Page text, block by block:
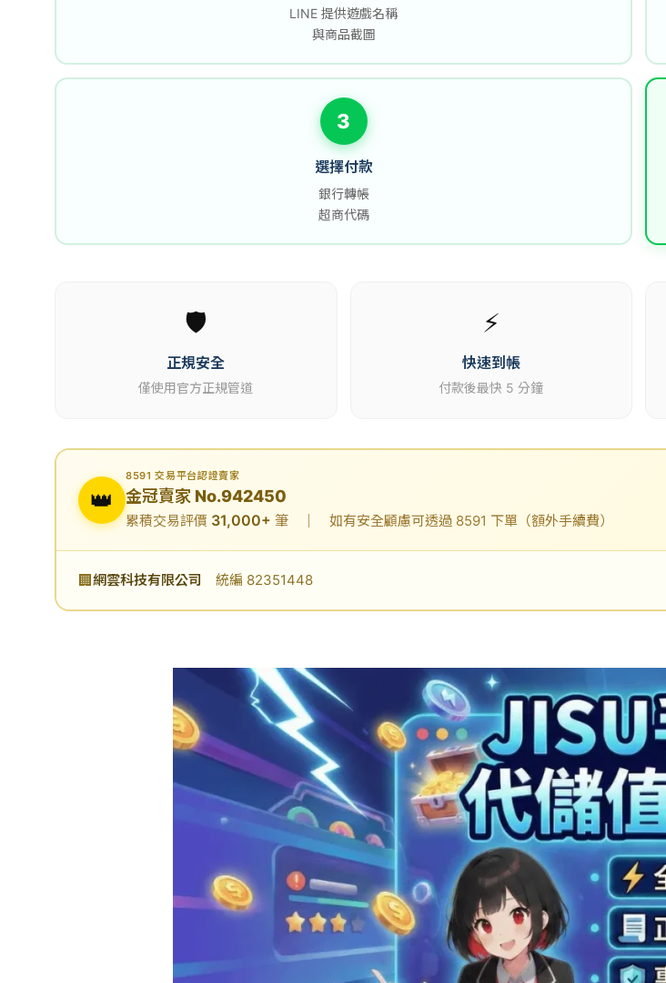
LINE 提供遊戲名稱
與商品截圖
3
選擇付款
銀行轉帳
超商代碼
🛡️
正規安全
僅使用官方正規管道
⚡
快速到帳
付款後最快 5 分鐘
👑
8591 交易平台認證賣家
金冠賣家 No.942450
累積交易評價 31,000+ 筆 ｜ 如有安全顧慮可透過 8591 下單（額外手續費）
🏢網雲科技有限公司 統編 82351448